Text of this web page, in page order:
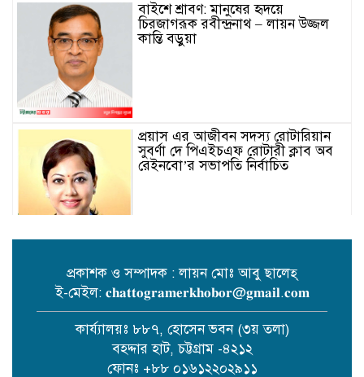
বাইশে শ্রাবণ: মানুষের হৃদয়ে
চিরজাগরূক রবীন্দ্রনাথ – লায়ন উজ্জল
কান্তি বড়ুয়া
প্রয়াস এর আজীবন সদস্য রোটারিয়ান
সুবর্ণা দে পিএইচএফ রোটারী ক্লাব অব
রেইনবো’র সভাপতি নির্বাচিত
তোমার গানে জাগবে জুলাই’
প্রতিযোগিতায় পুরস্কৃত হন জাসাস
চট্টগ্রাম মহানগর সদস‌্য স‌চিব মামুনুর
রশিদ শিপন।
প্রকাশক ও সম্পাদক : লায়ন মোঃ আবু ছালেহ্
ই-মেইল: 𝐜𝐡𝐚𝐭𝐭𝐨𝐠𝐫𝐚𝐦𝐞𝐫𝐤𝐡𝐨𝐛𝐨𝐫@𝐠𝐦𝐚𝐢𝐥.𝐜𝐨𝐦
কার্য্যালয়ঃ ৮৮৭, হোসেন ভবন (৩য় তলা)
বহদ্দার হাট, চট্টগ্রাম -৪২১২
ফোনঃ +৮৮ ০১৬১২২০২৯১১